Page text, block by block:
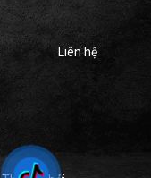
Liên hệ